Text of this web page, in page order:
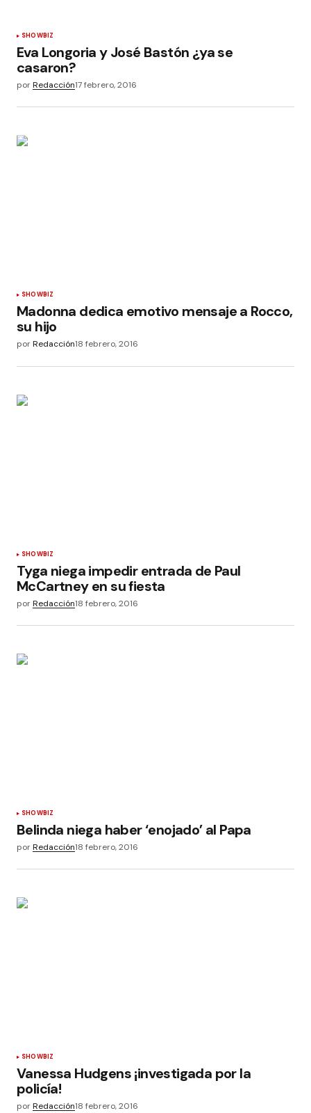
SHOWBIZ
Eva Longoria y José Bastón ¿ya se
casaron?
porRedacción17 febrero, 2016
SHOWBIZ
Madonna dedica emotivo mensaje a Rocco,
su hijo
porRedacción18 febrero, 2016
SHOWBIZ
Tyga niega impedir entrada de Paul
McCartney en su fiesta
porRedacción18 febrero, 2016
SHOWBIZ
Belinda niega haber ‘enojado’ al Papa
porRedacción18 febrero, 2016
SHOWBIZ
Vanessa Hudgens ¡investigada por la
policía!
porRedacción18 febrero, 2016